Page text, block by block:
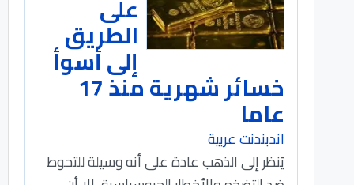
على
الطريق
إلى أسوأ
خسائر شهرية منذ 17
عاما
اندبندنت عربية
يُنظر إلى الذهب عادة على أنه وسيلة ‌للتحوط